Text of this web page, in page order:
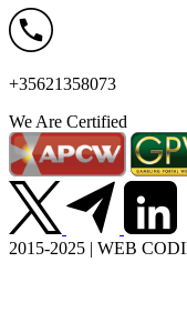
+35621358073
We Are Certified
2015-2025 | WEB